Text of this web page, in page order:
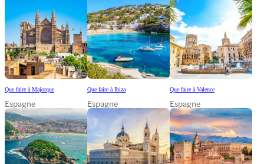
Que faire à Majorque
Espagne
Que faire à Ibiza
Espagne
Que faire à Valence
Espagne